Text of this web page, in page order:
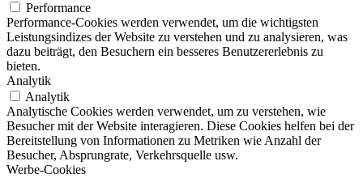
Performance
Performance-Cookies werden verwendet, um die wichtigsten
Leistungsindizes der Website zu verstehen und zu analysieren, was
dazu beiträgt, den Besuchern ein besseres Benutzererlebnis zu
bieten.
Analytik
Analytik
Analytische Cookies werden verwendet, um zu verstehen, wie
Besucher mit der Website interagieren. Diese Cookies helfen bei der
Bereitstellung von Informationen zu Metriken wie Anzahl der
Besucher, Absprungrate, Verkehrsquelle usw.
Werbe-Cookies